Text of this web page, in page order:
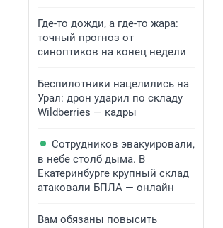
Где-то дожди, а где-то жара:
точный прогноз от
синоптиков на конец недели
Беспилотники нацелились на
Урал: дрон ударил по складу
Wildberries — кадры
Сотрудников эвакуировали,
в небе столб дыма. В
Екатеринбурге крупный склад
атаковали БПЛА — онлайн
Вам обязаны повысить